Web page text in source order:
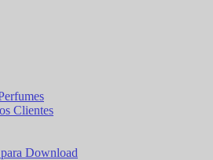
Clientes
Download